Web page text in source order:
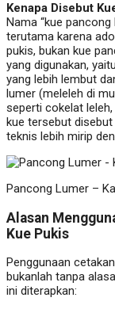
Kenapa Disebut
Nama “kue
terutama karena
pukis, bukan kue
yang digunakan,
yang lebih lembut
lumer (meleleh di
seperti cokelat
kue tersebut
teknis lebih mirip
Pancong Lumer –
Alasan
Kue Pukis
Penggunaan
bukanlah tanpa
ini diterapkan: